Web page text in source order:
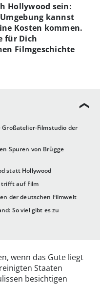
Großatelier-Filmstudio der
Spuren von Brügge
statt Hollywood
trifft auf Film
der deutschen Filmwelt
So viel gibt es zu
Hollywood sein:
kannst
Kosten kommen.
für Dich
Filmgeschichte
wenn das Gute liegt
Staaten
besichtigen